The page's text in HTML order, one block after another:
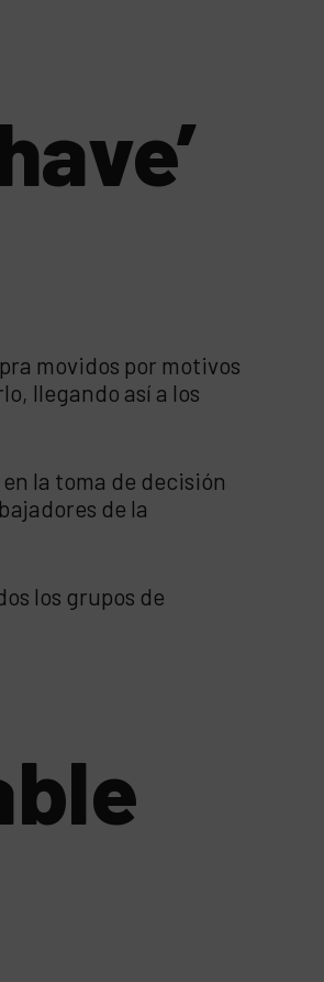
movidos por motivos
llegando así a los
la toma de decisión
de la
los grupos de